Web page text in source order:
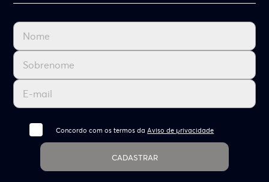
Concordo com os termos daAviso de privacidade
CADASTRAR